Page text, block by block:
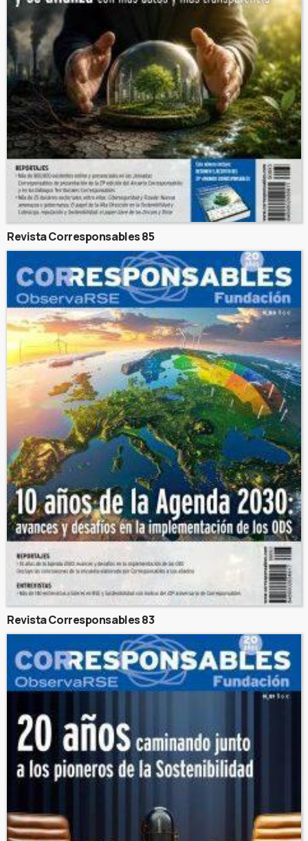
Revista Corresponsables 85
Revista Corresponsables 83